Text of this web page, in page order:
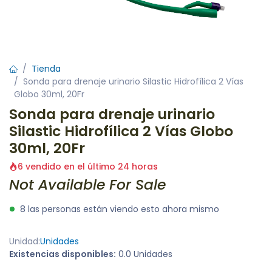
Tienda
Sonda para drenaje urinario Silastic Hidrofílica 2 Vías
Globo 30ml, 20Fr
Sonda para drenaje urinario
Silastic Hidrofílica 2 Vías Globo
30ml, 20Fr
6 vendido en el último 24 horas
Not Available For Sale
8 las personas están viendo esto ahora mismo
Unidad:Unidades
Existencias disponibles: 0.0 Unidades